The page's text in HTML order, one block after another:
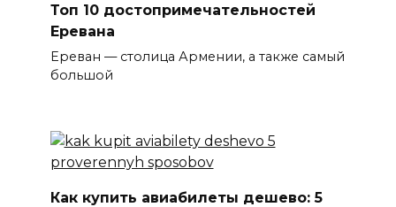
Топ 10 достопримечательностей
Еревана
Ереван — столица Армении, а также самый
большой
Как купить авиабилеты дешево: 5